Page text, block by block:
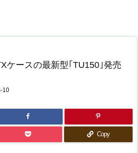


ケースの最新型｢TU150｣発売
10
Copy